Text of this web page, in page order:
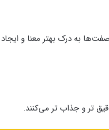
به درک بهتر معنا و
تر و جذاب تر می‌کنند.